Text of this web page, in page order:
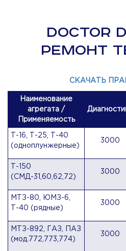
DOCTOR
РЕМОНТ
СКАЧАТЬ
Наименование
агрегата /
Применяемость
Т-16, Т-25, Т-40
(одноплунжерные)
3000
Т-150
(СМД-31,60,62,72)
3000
МТЗ-80, ЮМЗ-6,
Т-40 (рядные)
3000
МТЗ-892, ГАЗ, ПАЗ
(мод.772,773,774)
3000